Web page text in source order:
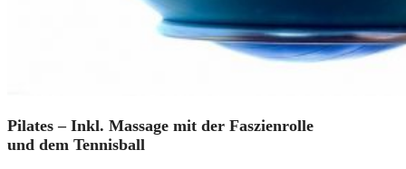
Pilates – Inkl. Massage mit der Faszienrolle
und dem Tennisball